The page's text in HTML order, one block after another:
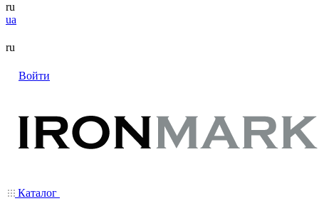
ru
ua
ru
Войти
Каталог